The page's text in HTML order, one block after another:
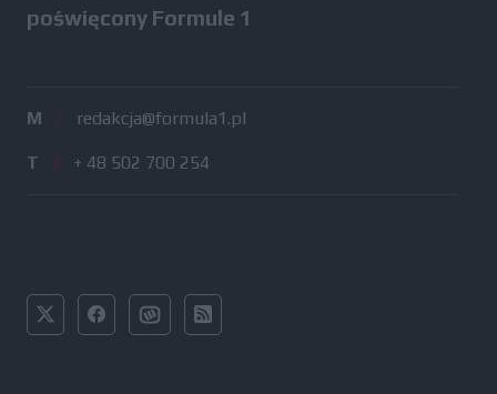
poświęcony Formule 1
M / redakcja@formula1.pl
T / + 48 502 700 254